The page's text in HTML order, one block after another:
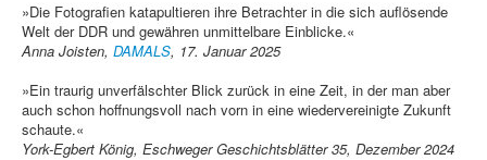
»Die Fotografien katapultieren ihre Betrachter in die sich auflösende
Welt der DDR und gewähren unmittelbare Einblicke.«
Anna Joisten, DAMALS, 17. Januar 2025
»Ein traurig unverfälschter Blick zurück in eine Zeit, in der man aber
auch schon hoffnungsvoll nach vorn in eine wiedervereinigte Zukunft
schaute.«
York-Egbert König, Eschweger Geschichtsblätter 35, Dezember 2024